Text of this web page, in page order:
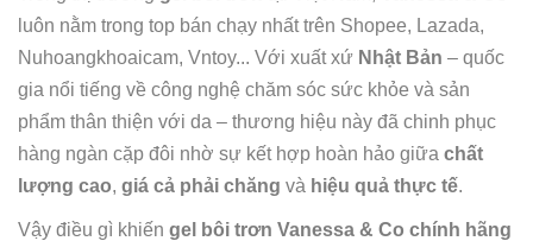
luôn nằm trong top bán chạy nhất trên Shopee, Lazada,
Nuhoangkhoaicam, Vntoy... Với xuất xứ Nhật Bản – quốc
gia nổi tiếng về công nghệ chăm sóc sức khỏe và sản
phẩm thân thiện với da – thương hiệu này đã chinh phục
hàng ngàn cặp đôi nhờ sự kết hợp hoàn hảo giữa chất
lượng cao, giá cả phải chăng và hiệu quả thực tế.
Vậy điều gì khiến gel bôi trơn Vanessa & Co chính hãng